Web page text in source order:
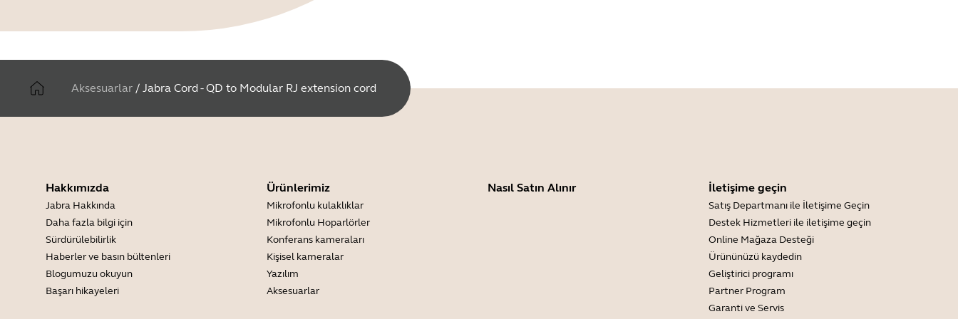
Aksesuarlar / Jabra Cord - QD to Modular RJ extension cord
Hakkımızda
Jabra Hakkında
Daha fazla bilgi için
Sürdürülebilirlik
Haberler ve basın bültenleri
Blogumuzu okuyun
Başarı hikayeleri
Ürünlerimiz
Mikrofonlu kulaklıklar
Mikrofonlu Hoparlörler
Konferans kameraları
Kişisel kameralar
Yazılım
Aksesuarlar
Nasıl Satın Alınır İletişime geçin
Satış Departmanı ile İletişime Geçin
Destek Hizmetleri ile iletişime geçin
Online Mağaza Desteği
Ürününüzü kaydedin
Geliştirici programı
Partner Program
Garanti ve Servis